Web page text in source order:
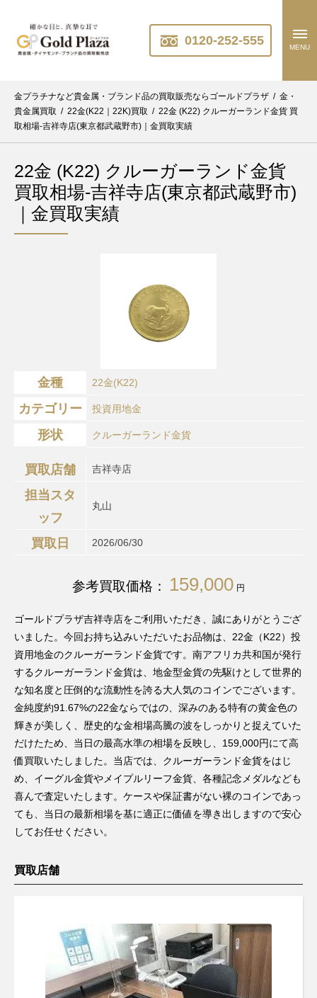
0120-252-555 MENU
金プラチナなど貴金属・ブランド品の買取販売ならゴールドプラザ / 金・
貴金属買取 / 22金(K22｜22K)買取 / 22金 (K22) クルーガーランド金貨 買
取相場-吉祥寺店(東京都武蔵野市)｜金買取実績
22金 (K22) クルーガーランド金貨
買取相場-吉祥寺店(東京都武蔵野市)
｜金買取実績
金種 22金(K22)
カテゴリー 投資用地金
形状 クルーガーランド金貨
買取店舗 吉祥寺店
担当スタ
ッフ
丸山
買取日 2026/06/30
参考買取価格： 159,000 円
ゴールドプラザ吉祥寺店をご利用いただき、誠にありがとうござ
いました。今回お持ち込みいただいたお品物は、22金（K22）投
資用地金のクルーガーランド金貨です。南アフリカ共和国が発行
するクルーガーランド金貨は、地金型金貨の先駆けとして世界的
な知名度と圧倒的な流動性を誇る大人気のコインでございます。
金純度約91.67%の22金ならではの、深みのある特有の黄金色の
輝きが美しく、歴史的な金相場高騰の波をしっかりと捉えていた
だけたため、当日の最高水準の相場を反映し、159,000円にて高
価買取いたしました。当店では、クルーガーランド金貨をはじ
め、イーグル金貨やメイプルリーフ金貨、各種記念メダルなども
喜んで査定いたします。ケースや保証書がない裸のコインであっ
ても、当日の最新相場を基に適正に価値を導き出しますので安心
してお任せください。
買取店舗